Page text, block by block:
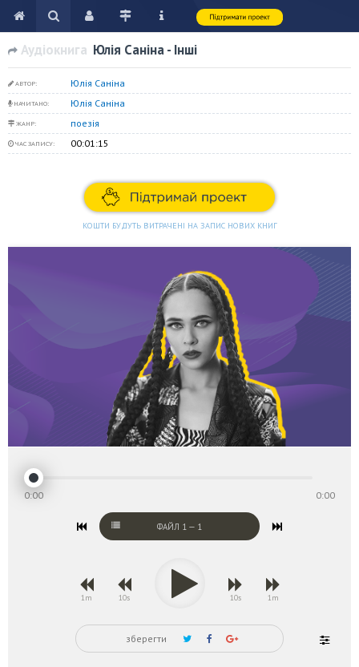
Аудіокнига Юлія Саніна - Інші
АВТОР: Юлія Саніна
НАЧИТАНО: Юлія Саніна
ЖАНР: поезія
ЧАС ЗАПИСУ: 00:01:15
КОШТИ БУДУТЬ ВИТРАЧЕНІ НА ЗАПИС НОВИХ КНИГ
0:00 0:00
ФАЙЛ 1 — 1
1m 10s 10s 1m
зберегти